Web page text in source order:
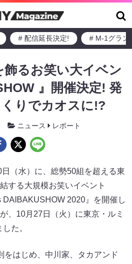
# 配信延長決定! # M-1グラン
るお笑い大イベン
』開催決定! 発
りでカオスに!?
ニュース レポート
（水）に、総勢50組を超える東
する大規模お笑いイベント
DAIBAKUSHOW 2020』を開催し
、10月27日（火）に東京・ルミ
た。
をはじめ、中川家、タカアンド